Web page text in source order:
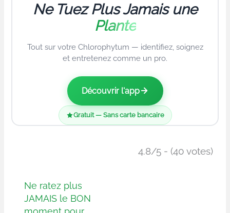
Ne Tuez Plus Jamais une
Plante
Tout sur votre Chlorophytum — identifiez, soignez
et entretenez comme un pro.
Découvrir l'app
Gratuit — Sans carte bancaire
4.8/5 - (40 votes)
Ne ratez plus
JAMAIS le BON